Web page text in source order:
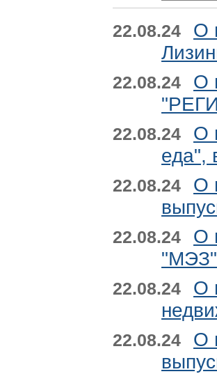
22.08.24
О
22.08.24
О
22.08.24
О
еда",
22.08.24
О
22.08.24
О
22.08.24
О
22.08.24
О